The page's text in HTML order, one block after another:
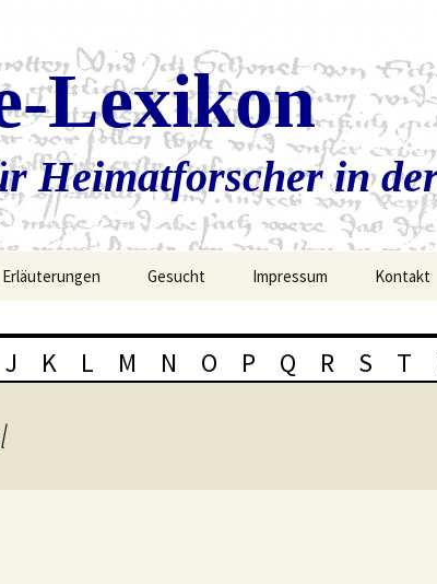
Lexikon
Heimatforscher in
Erläuterungen Gesucht Impressum Kontakt
J K L M N O P Q R S T